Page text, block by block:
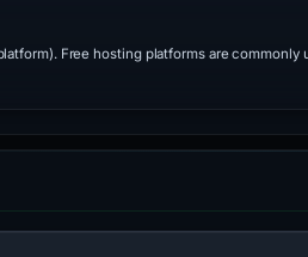
Free hosting platforms are